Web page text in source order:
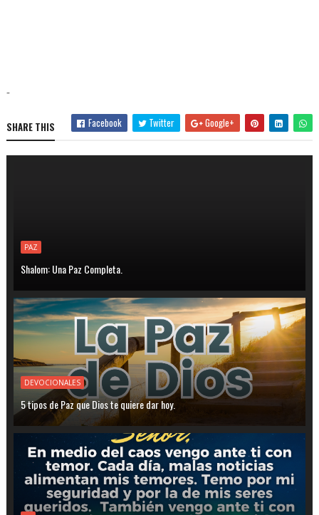
-
SHARE THIS Facebook Twitter Google+
PAZ
Shalom: Una Paz Completa.
DEVOCIONALES
5 tipos de Paz que Dios te quiere dar hoy.